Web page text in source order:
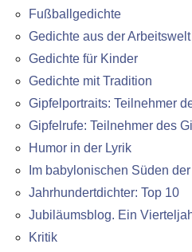
Fußballgedichte
Gedichte aus der Arbeitswelt
Gedichte für Kinder
Gedichte mit Tradition
Gipfelportraits: Teilnehmer
Gipfelrufe: Teilnehmer des
Humor in der Lyrik
Im babylonischen Süden
Jahrhundertdichter: Top 10
Jubiläumsblog. Ein
Kritik